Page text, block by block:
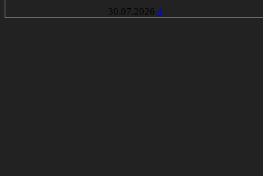
30.07.2026 4